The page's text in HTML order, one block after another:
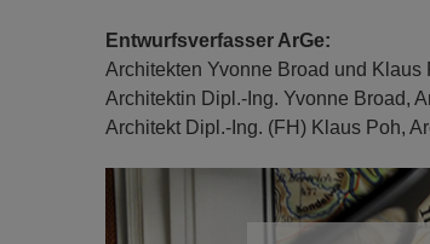
Entwurfsverfasser ArGe:
Architekten Yvonne Broad und Klaus
Architektin Dipl.-Ing. Yvonne Broad,
Architekt Dipl.-Ing. (FH) Klaus Poh,